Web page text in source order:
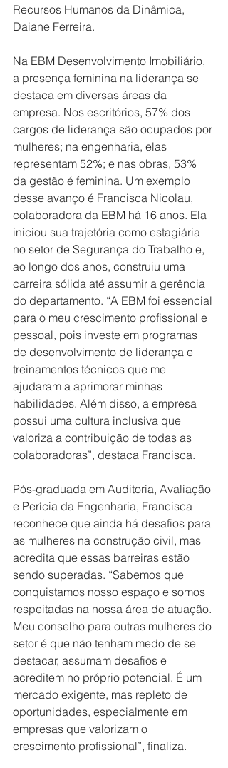
Recursos Humanos da Dinâmica,
Daiane Ferreira.
Na EBM Desenvolvimento Imobiliário,
a presença feminina na liderança se
destaca em diversas áreas da
empresa. Nos escritórios, 57% dos
cargos de liderança são ocupados por
mulheres; na engenharia, elas
representam 52%; e nas obras, 53%
da gestão é feminina. Um exemplo
desse avanço é Francisca Nicolau,
colaboradora da EBM há 16 anos. Ela
iniciou sua trajetória como estagiária
no setor de Segurança do Trabalho e,
ao longo dos anos, construiu uma
carreira sólida até assumir a gerência
do departamento. “A EBM foi essencial
para o meu crescimento profissional e
pessoal, pois investe em programas
de desenvolvimento de liderança e
treinamentos técnicos que me
ajudaram a aprimorar minhas
habilidades. Além disso, a empresa
possui uma cultura inclusiva que
valoriza a contribuição de todas as
colaboradoras”, destaca Francisca.
Pós-graduada em Auditoria, Avaliação
e Perícia da Engenharia, Francisca
reconhece que ainda há desafios para
as mulheres na construção civil, mas
acredita que essas barreiras estão
sendo superadas. “Sabemos que
conquistamos nosso espaço e somos
respeitadas na nossa área de atuação.
Meu conselho para outras mulheres do
setor é que não tenham medo de se
destacar, assumam desafios e
acreditem no próprio potencial. É um
mercado exigente, mas repleto de
oportunidades, especialmente em
empresas que valorizam o
crescimento profissional”, finaliza.